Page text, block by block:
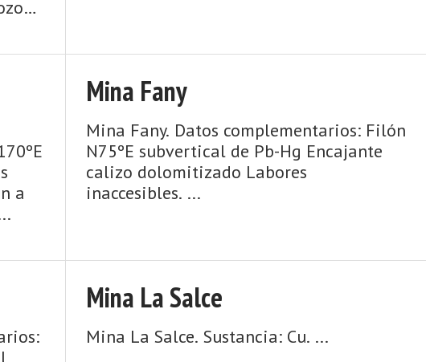
a
Mina Fany
Mina Fany. Datos complementarios: Filón
N75ºE subvertical de Pb-Hg Encajante
calizo dolomitizado Labores
inaccesibles. ...
Mina La Salce
Mina La Salce. Sustancia: Cu. ...